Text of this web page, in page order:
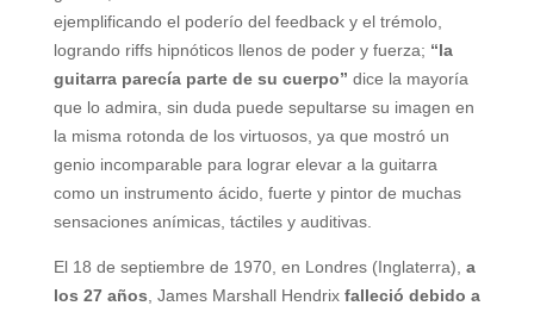
ejemplificando el poderío del feedback y el trémolo,
logrando riffs hipnóticos llenos de poder y fuerza; “la
guitarra parecía parte de su cuerpo” dice la mayoría
que lo admira, sin duda puede sepultarse su imagen en
la misma rotonda de los virtuosos, ya que mostró un
genio incomparable para lograr elevar a la guitarra
como un instrumento ácido, fuerte y pintor de muchas
sensaciones anímicas, táctiles y auditivas.
El 18 de septiembre de 1970, en Londres (Inglaterra), a
los 27 años , James Marshall Hendrix falleció debido a